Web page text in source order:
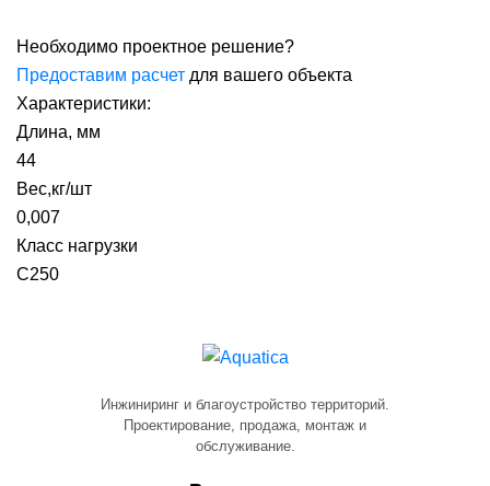
Необходимо проектное решение?
Предоставим расчет для вашего объекта
Характеристики:
Длина, мм
44
Вес,кг/шт
0,007
Класс нагрузки
С250
Инжиниринг и благоустройство территорий.
Проектирование, продажа, монтаж и
обслуживание.